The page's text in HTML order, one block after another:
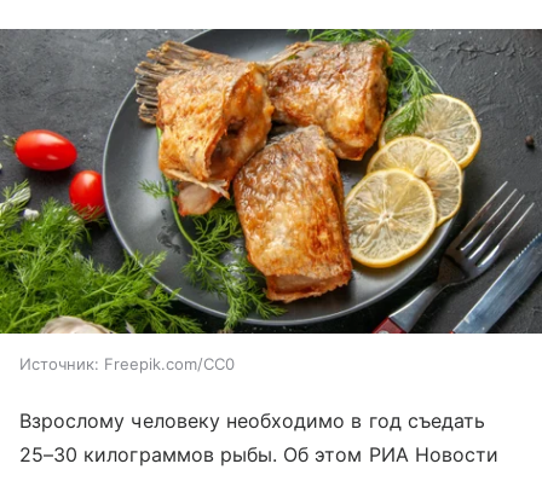
Источник: Freepik.com/CC0
Взрослому человеку необходимо в год съедать
25–30 килограммов рыбы. Об этом РИА Новости